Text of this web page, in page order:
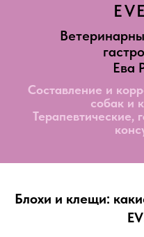
Ева
Составление и
собак и
Терапевтические,
Блохи и клещи: